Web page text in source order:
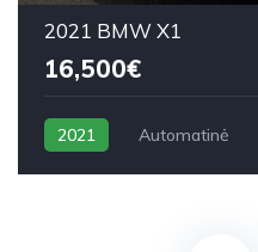
2021 BMW X1
16,500€
2021 Automatinė